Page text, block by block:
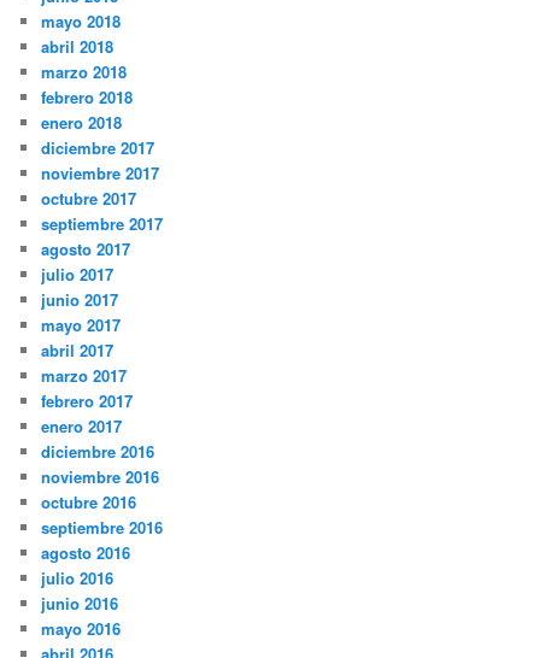
mayo 2018
abril 2018
marzo 2018
febrero 2018
enero 2018
diciembre 2017
noviembre 2017
octubre 2017
septiembre 2017
agosto 2017
julio 2017
junio 2017
mayo 2017
abril 2017
marzo 2017
febrero 2017
enero 2017
diciembre 2016
noviembre 2016
octubre 2016
septiembre 2016
agosto 2016
julio 2016
junio 2016
mayo 2016
abril 2016